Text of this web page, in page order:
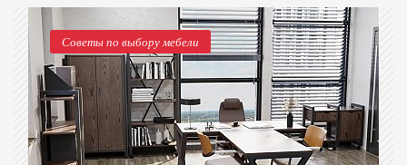
Советы по выбору мебели